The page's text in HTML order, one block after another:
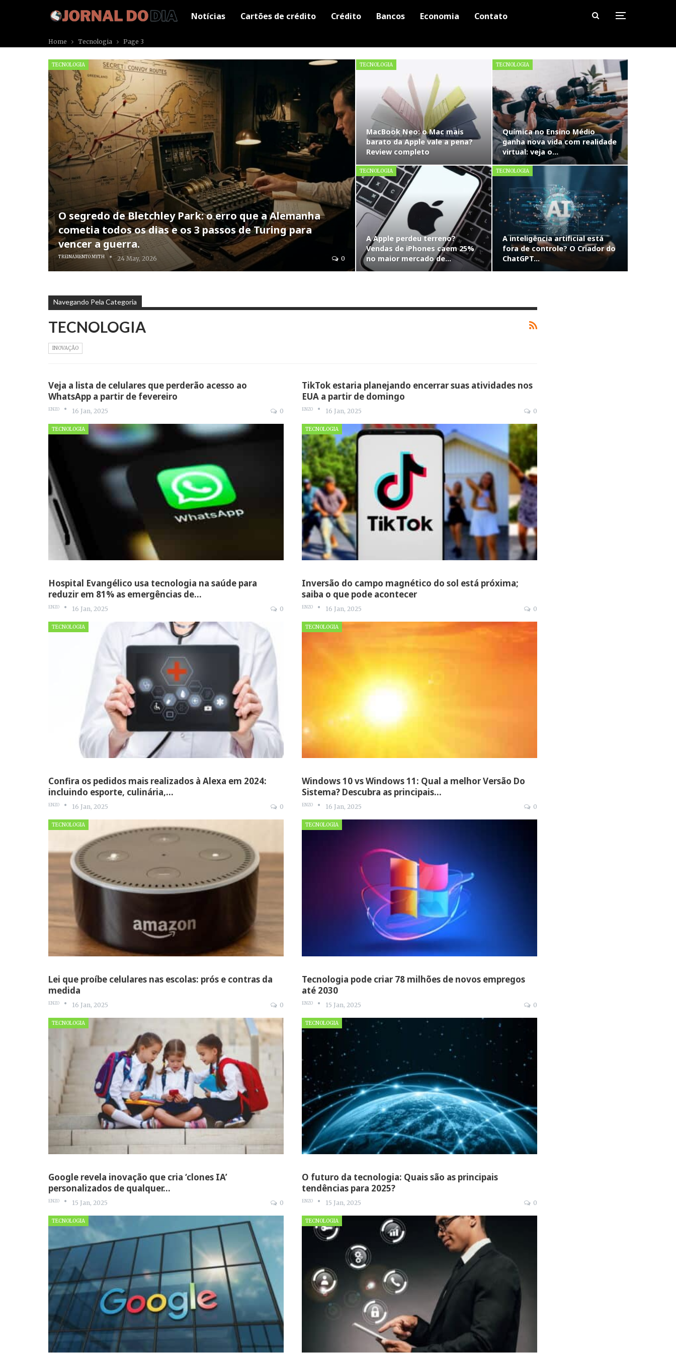
Notícias Cartões de crédito Crédito Bancos Economia Contato
Home Tecnologia Page 3
TECNOLOGIA
O segredo de Bletchley Park: o erro que a Alemanha
cometia todos os dias e os 3 passos de Turing para
vencer a guerra.
TREINAMENTO MYTH 24 May, 2026 0
TECNOLOGIA
MacBook Neo: o Mac mais
barato da Apple vale a pena?
Review completo
TECNOLOGIA
Química no Ensino Médio
ganha nova vida com realidade
virtual: veja o…
TECNOLOGIA
A Apple perdeu terreno?
Vendas de iPhones caem 25%
no maior mercado de…
TECNOLOGIA
A inteligência artificial está
fora de controle? O Criador do
ChatGPT…
Navegando Pela Categoria
TECNOLOGIA
INOVAÇÃO
Veja a lista de celulares que perderão acesso ao
WhatsApp a partir de fevereiro
ENZO 16 Jan, 2025 0
TECNOLOGIA
TikTok estaria planejando encerrar suas atividades nos
EUA a partir de domingo
ENZO 16 Jan, 2025 0
TECNOLOGIA
Hospital Evangélico usa tecnologia na saúde para
reduzir em 81% as emergências de…
ENZO 16 Jan, 2025 0
TECNOLOGIA
Inversão do campo magnético do sol está próxima;
saiba o que pode acontecer
ENZO 16 Jan, 2025 0
TECNOLOGIA
Confira os pedidos mais realizados à Alexa em 2024:
incluindo esporte, culinária,…
ENZO 16 Jan, 2025 0
TECNOLOGIA
Windows 10 vs Windows 11: Qual a melhor Versão Do
Sistema? Descubra as principais…
ENZO 16 Jan, 2025 0
TECNOLOGIA
Lei que proíbe celulares nas escolas: prós e contras da
medida
ENZO 16 Jan, 2025 0
TECNOLOGIA
Tecnologia pode criar 78 milhões de novos empregos
até 2030
ENZO 15 Jan, 2025 0
TECNOLOGIA
Google revela inovação que cria ‘clones IA’
personalizados de qualquer…
ENZO 15 Jan, 2025 0
TECNOLOGIA
O futuro da tecnologia: Quais são as principais
tendências para 2025?
ENZO 15 Jan, 2025 0
TECNOLOGIA